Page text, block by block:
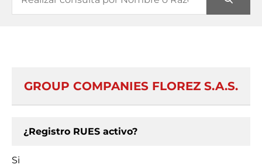
GROUP COMPANIES FLOREZ S.A.S.
¿Registro RUES activo?
Si